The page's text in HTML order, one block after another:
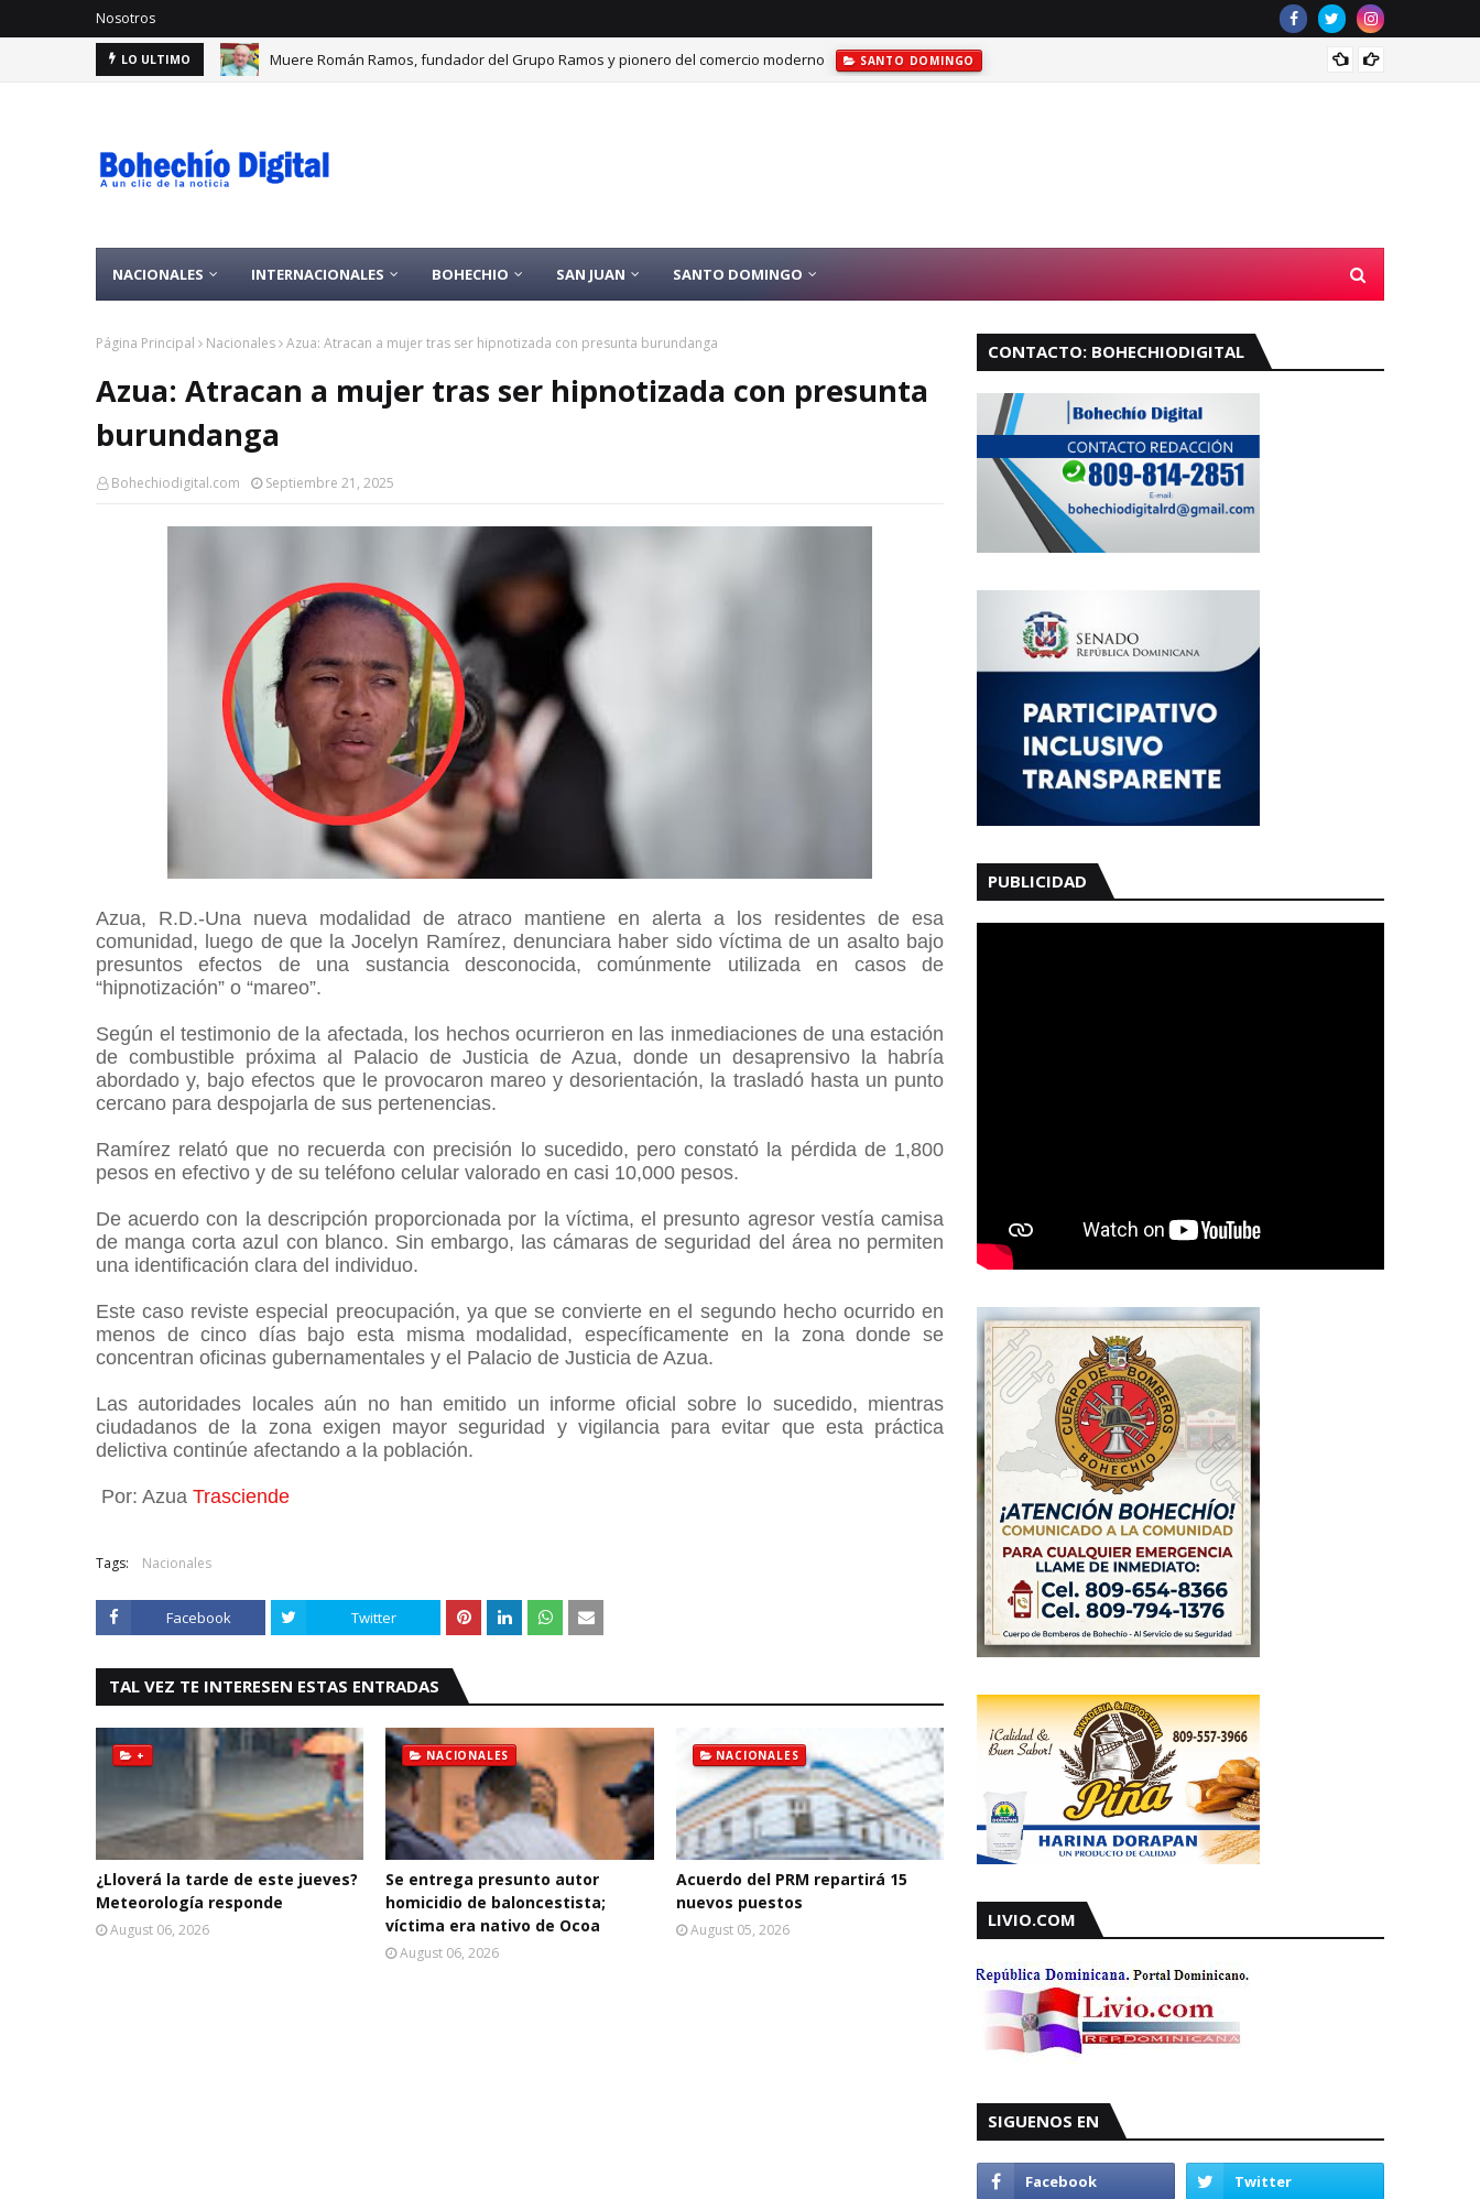
Nosotros
LO ULTIMO Se entrega presunto autor homicidio de baloncestista; víctima era nativo de Ocoa NACIONALES
NACIONALES INTERNACIONALES BOHECHIO SAN JUAN SANTO DOMINGO
Página Principal Nacionales Azua: Atracan a mujer tras ser hipnotizada con presunta burundanga
Azua: Atracan a mujer tras ser hipnotizada con presunta
burundanga
Bohechiodigital.com Septiembre 21, 2025
Azua, R.D.-Una nueva modalidad de atraco mantiene en alerta a los residentes de esa
comunidad, luego de que la Jocelyn Ramírez, denunciara haber sido víctima de un asalto bajo
presuntos efectos de una sustancia desconocida, comúnmente utilizada en casos de
“hipnotización” o “mareo”.
Según el testimonio de la afectada, los hechos ocurrieron en las inmediaciones de una estación
de combustible próxima al Palacio de Justicia de Azua, donde un desaprensivo la habría
abordado y, bajo efectos que le provocaron mareo y desorientación, la trasladó hasta un punto
cercano para despojarla de sus pertenencias.
Ramírez relató que no recuerda con precisión lo sucedido, pero constató la pérdida de 1,800
pesos en efectivo y de su teléfono celular valorado en casi 10,000 pesos.
De acuerdo con la descripción proporcionada por la víctima, el presunto agresor vestía camisa
de manga corta azul con blanco. Sin embargo, las cámaras de seguridad del área no permiten
una identificación clara del individuo.
Este caso reviste especial preocupación, ya que se convierte en el segundo hecho ocurrido en
menos de cinco días bajo esta misma modalidad, específicamente en la zona donde se
concentran oficinas gubernamentales y el Palacio de Justicia de Azua.
Las autoridades locales aún no han emitido un informe oficial sobre lo sucedido, mientras
ciudadanos de la zona exigen mayor seguridad y vigilancia para evitar que esta práctica
delictiva continúe afectando a la población.
Por: Azua Trasciende
Tags: Nacionales
Facebook Twitter
TAL VEZ TE INTERESEN ESTAS ENTRADAS
+
¿Lloverá la tarde de este jueves?
Meteorología responde
August 06, 2026
NACIONALES
Se entrega presunto autor
homicidio de baloncestista;
víctima era nativo de Ocoa
August 06, 2026
NACIONALES
Acuerdo del PRM repartirá 15
nuevos puestos
August 05, 2026
CONTACTO: BOHECHIODIGITAL
PUBLICIDAD
LIVIO.COM
SIGUENOS EN